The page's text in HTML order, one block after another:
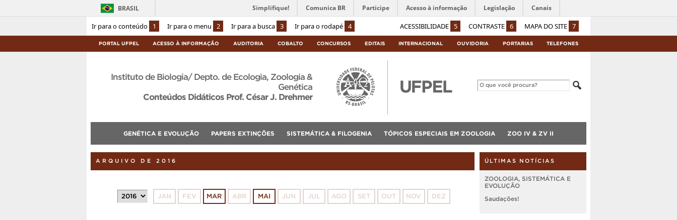
Ir para o conteúdo 1 Ir para o menu 2 Ir para a busca 3 Ir para o rodapé 4 ACESSIBILIDADE 5 CONTRASTE 6 MAPA DO SITE 7
BRASIL Simplifique! Comunica BR Participe Acesso à informação Legislação Canais
PORTAL UFPEL ACESSO À INFORMAÇÃO AUDITORIA COBALTO CONCURSOS EDITAIS INTERNACIONAL OUVIDORIA PORTARIAS TELEFONES
Instituto de Biologia/ Depto. de Ecologia, Zoologia &
Genética
Conteúdos Didáticos Prof. César J. Drehmer
GENÉTICA E EVOLUÇÃO PAPERS EXTINÇÕES SISTEMÁTICA & FILOGENIA TÓPICOS ESPECIAIS EM ZOOLOGIA ZOO IV & ZV II
ARQUIVO DE 2016
JAN FEV MAR ABR MAI JUN JUL AGO SET OUT NOV DEZ
ÚLTIMAS NOTÍCIAS
ZOOLOGIA, SISTEMÁTICA E
EVOLUÇÃO
Saudações!